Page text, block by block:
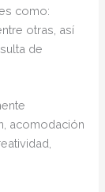
como:
otras, así
de
acomodación